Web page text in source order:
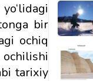
bir
ochiq
tarixiy